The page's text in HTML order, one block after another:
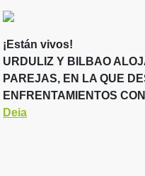
¡Están vivos!
URDULIZ Y BILBAO
PAREJAS, EN LA QUE
ENFRENTAMIENTOS
Deia